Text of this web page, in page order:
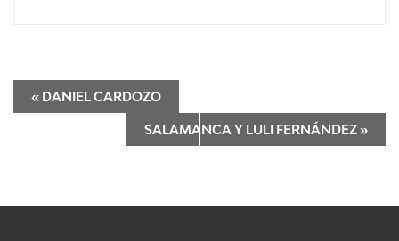
« DANIEL CARDOZO
SALAMANCA Y LULI FERNÁNDEZ »